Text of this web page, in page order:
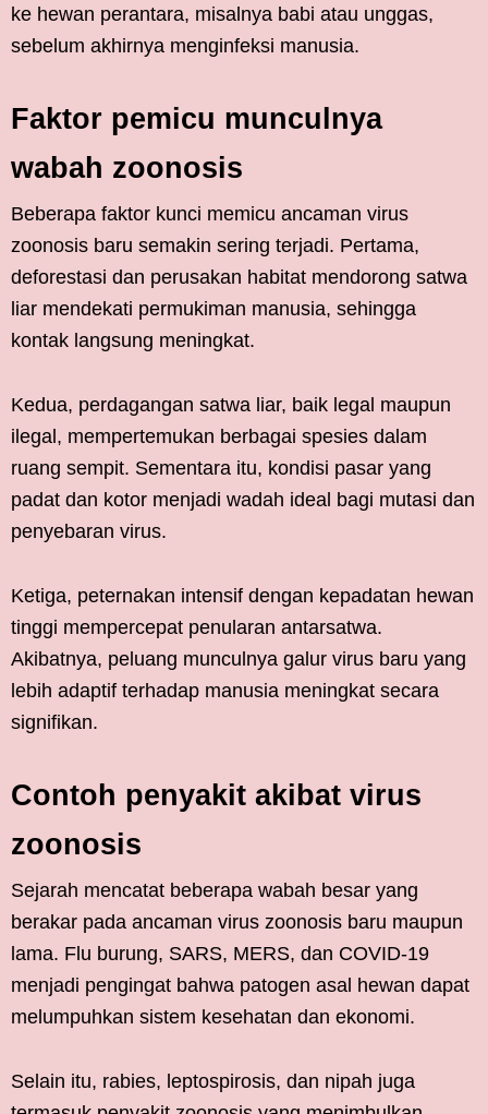
ke hewan perantara, misalnya babi atau unggas,
sebelum akhirnya menginfeksi manusia.
Faktor pemicu munculnya
wabah zoonosis
Beberapa faktor kunci memicu ancaman virus
zoonosis baru semakin sering terjadi. Pertama,
deforestasi dan perusakan habitat mendorong satwa
liar mendekati permukiman manusia, sehingga
kontak langsung meningkat.
Kedua, perdagangan satwa liar, baik legal maupun
ilegal, mempertemukan berbagai spesies dalam
ruang sempit. Sementara itu, kondisi pasar yang
padat dan kotor menjadi wadah ideal bagi mutasi dan
penyebaran virus.
Ketiga, peternakan intensif dengan kepadatan hewan
tinggi mempercepat penularan antarsatwa.
Akibatnya, peluang munculnya galur virus baru yang
lebih adaptif terhadap manusia meningkat secara
signifikan.
Contoh penyakit akibat virus
zoonosis
Sejarah mencatat beberapa wabah besar yang
berakar pada ancaman virus zoonosis baru maupun
lama. Flu burung, SARS, MERS, dan COVID-19
menjadi pengingat bahwa patogen asal hewan dapat
melumpuhkan sistem kesehatan dan ekonomi.
Selain itu, rabies, leptospirosis, dan nipah juga